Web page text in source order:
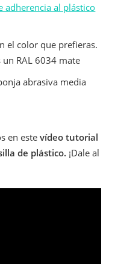
adherencia al plástico
el color que prefieras.
RAL 6034 mate
abrasiva media
en este vídeo tutorial
de plástico. ¡Dale al